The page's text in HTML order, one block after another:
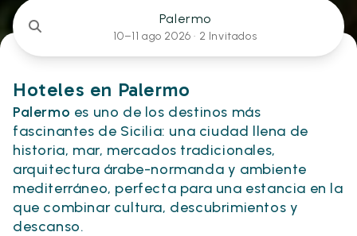
Palermo
10–11 ago 2026 · 2 Invitados
Hoteles en Palermo
Palermo es uno de los destinos más
fascinantes de Sicilia: una ciudad llena de
historia, mar, mercados tradicionales,
arquitectura árabe-normanda y ambiente
mediterráneo, perfecta para una estancia en la
que combinar cultura, descubrimientos y
descanso.